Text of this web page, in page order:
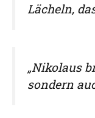
Lächeln,
„Nikolaus
sondern